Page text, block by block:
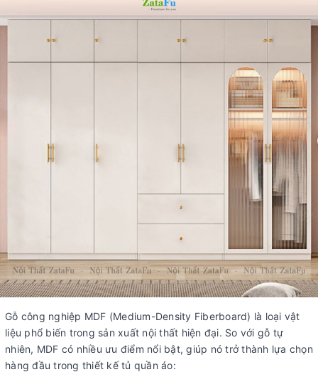
Gỗ công nghiệp MDF (Medium-Density Fiberboard) là loại vật
liệu phổ biến trong sản xuất nội thất hiện đại. So với gỗ tự
nhiên, MDF có nhiều ưu điểm nổi bật, giúp nó trở thành lựa chọn
hàng đầu trong thiết kế tủ quần áo: